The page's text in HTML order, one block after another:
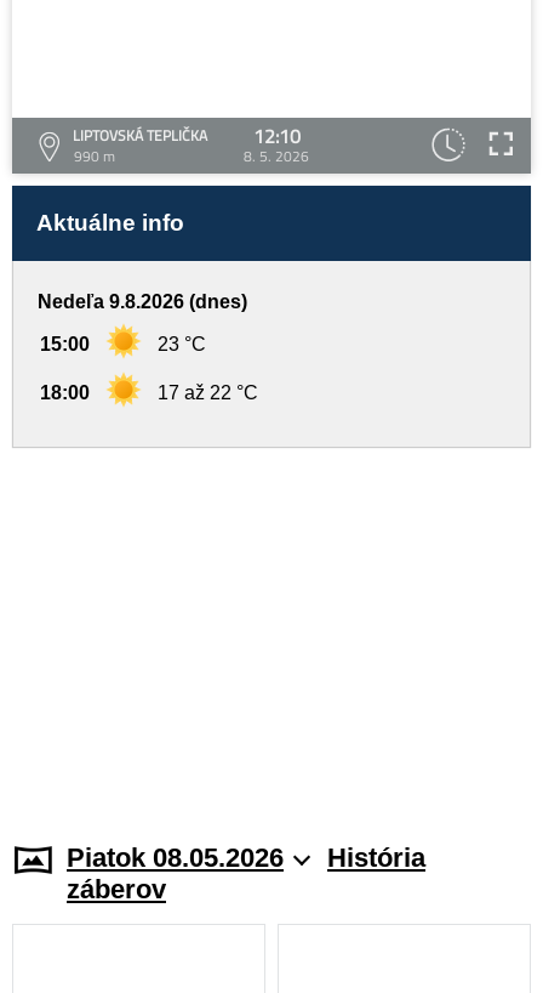
LIPTOVSKÁ TEPLIČKA
990 m
12:10
8. 5. 2026
Aktuálne info
Nedeľa 9.8.2026 (dnes)
15:00 23 °C
18:00 17 až 22 °C
Piatok 08.05.2026
História
záberov